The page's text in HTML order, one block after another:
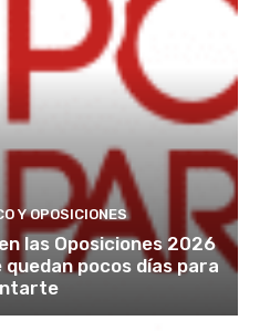
Y OPOSICIONES
las Oposiciones 2026
pocos días para